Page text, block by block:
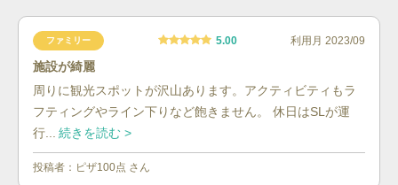
ファミリー 5.00 利用月 2023/09
施設が綺麗
周りに観光スポットが沢山あります。アクティビティもラ
フティングやライン下りなど飽きません。 休日はSLが運
行...
続きを読む >
投稿者： ピザ100点 さん